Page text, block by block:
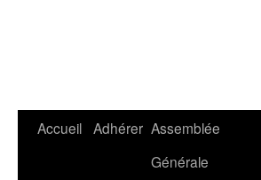
Aller
Accueil Adhérer Assemblée
Générale